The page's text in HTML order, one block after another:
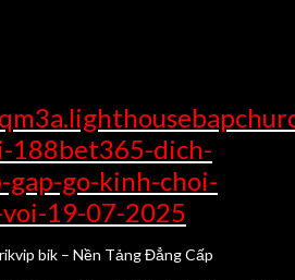
dich-
gap-go-kinh-choi-
19-07-2025